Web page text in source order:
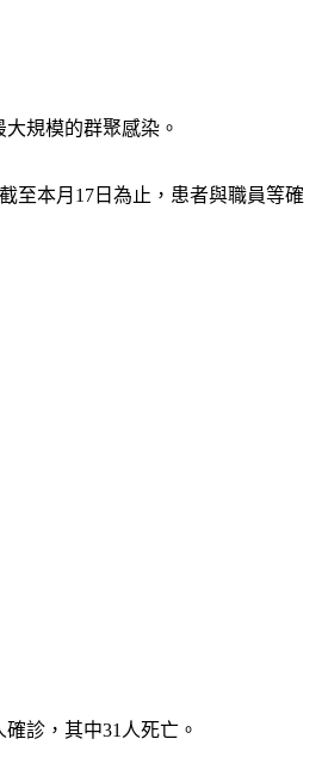
規模的群聚感染。
至本月17日為止，患者與職員等確
診，其中31人死亡。